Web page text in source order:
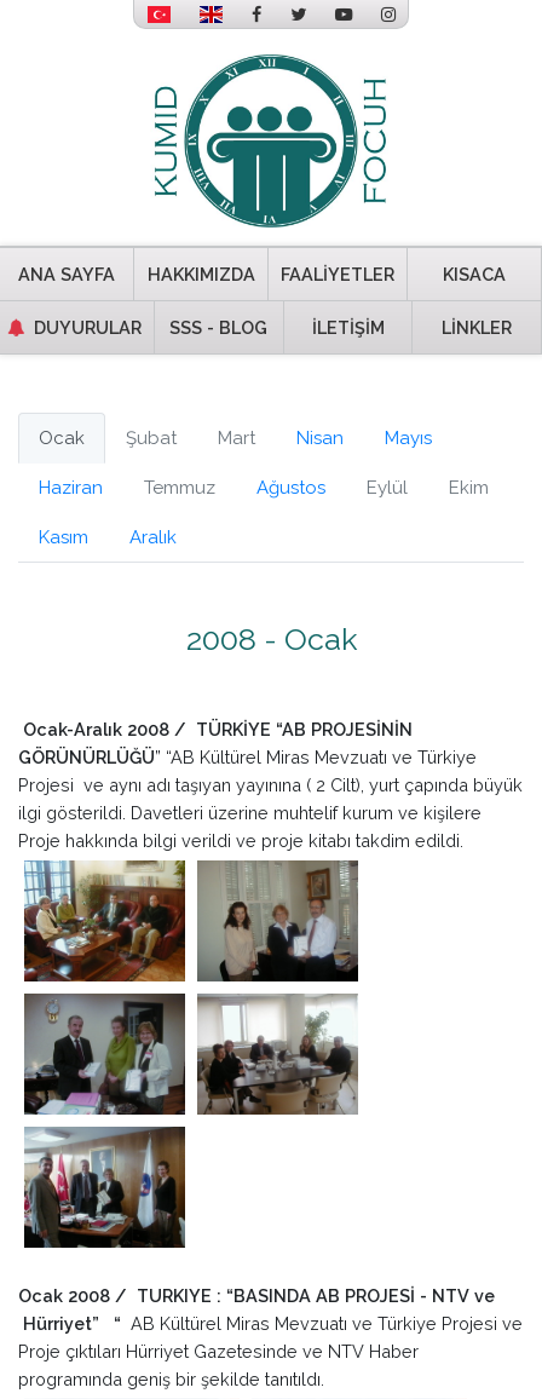
ANA SAYFA HAKKIMIZDA FAALİYETLER KISACA
DUYURULAR SSS - BLOG İLETİŞİM LİNKLER
Ocak Şubat Mart Nisan Mayıs
Haziran Temmuz Ağustos Eylül Ekim
Kasım Aralık
2008 - Ocak
Ocak-Aralık 2008 / TÜRKİYE “AB PROJESİNİN
GÖRÜNÜRLÜĞÜ” “AB Kültürel Miras Mevzuatı ve Türkiye
Projesi ve aynı adı taşıyan yayınına ( 2 Cilt), yurt çapında büyük
ilgi gösterildi. Davetleri üzerine muhtelif kurum ve kişilere
Proje hakkında bilgi verildi ve proje kitabı takdim edildi.
Ocak 2008 / TURKIYE : “BASINDA AB PROJESİ - NTV ve
Hürriyet” “ AB Kültürel Miras Mevzuatı ve Türkiye Projesi ve
Proje çıktıları Hürriyet Gazetesinde ve NTV Haber
programında geniş bir şekilde tanıtıldı.